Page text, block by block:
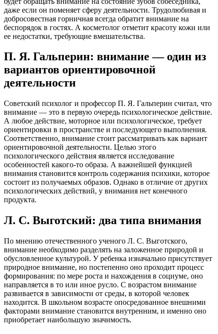
даже если он поменяет сферу деятельности. Трудолюбивая и
добросовестная горничная всегда обратит внимание на
беспорядок в гостях. А косметолог отметит красоту кожи или
ее недостатки, требующие вмешательства.
П. Я. Гальперин: внимание — один из
вариантов ориентировочной
деятельности
Советский психолог и профессор П. Я. Гальперин считал, что
внимание — это в первую очередь психологическое действие.
А любое действие, моторное или психологическое, требует
ориентировки в пространстве и последующего выполнения.
Соответственно, внимание стоит рассматривать как вариант
ориентировочной деятельности. Целью этого
психологического действия является исследование
особенностей какого-то образа. А важнейшей функцией
внимания становится контроль содержания психики, которое
состоит из получаемых образов. Однако в отличие от других
психологических действий, у внимания нет конечного
продукта.
Л. С. Выготский: два типа внимания
По мнению отечественного ученого Л. С. Выготского,
внимание необходимо разделять на заложенное природой и
обусловленное культурой. У ребенка изначально присутствует
природное внимание, но постепенно оно проходит процесс
формирования: по мере роста и нахождения в социуме, оно
направляется в то или иное русло. С возрастом внимание
развивается в зависимости от среды, в которой человек
находится. В школьном возрасте опосредованное внешними
факторами внимание становится внутренним, и именно оно
приобретает наибольшую значимость.